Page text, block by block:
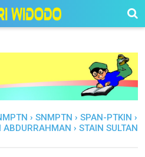
› SNMPTN › SPAN-PTKIN ›
ABDURRAHMAN › STAIN SULTAN